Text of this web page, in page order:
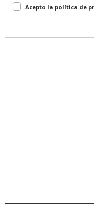
Acepto la política de